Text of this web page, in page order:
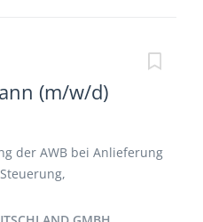
(m/w/d)
der AWB bei Anlieferung
Dokumentation